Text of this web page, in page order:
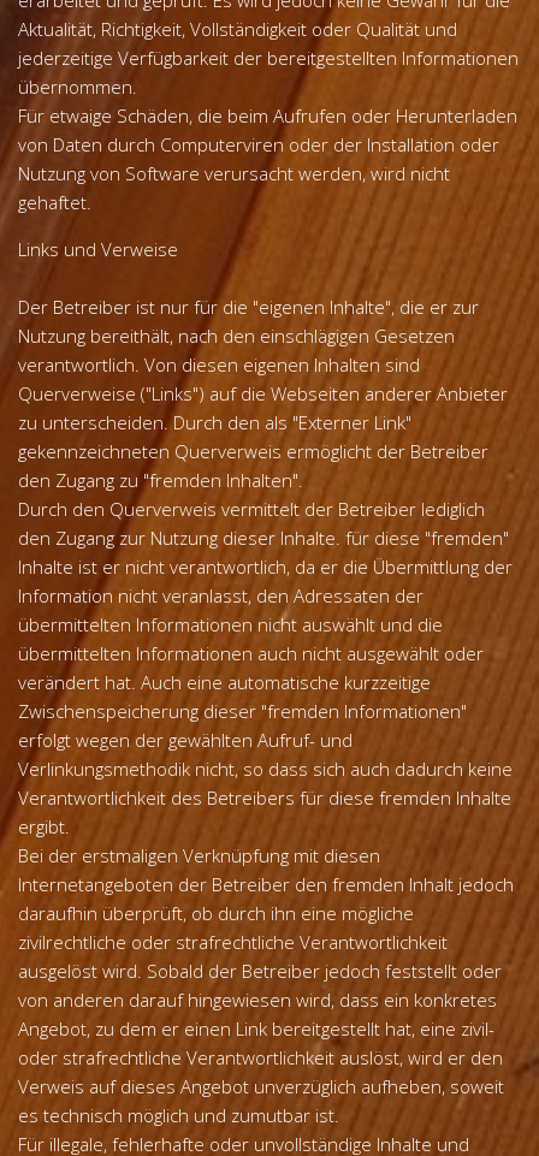
Aktualität, Richtigkeit, Vollständigkeit oder Qualität und
jederzeitige Verfügbarkeit der bereitgestellten Informationen
übernommen.
Für etwaige Schäden, die beim Aufrufen oder Herunterladen
von Daten durch Computerviren oder der Installation oder
Nutzung von Software verursacht werden, wird nicht
gehaftet.
Links und Verweise
Der Betreiber ist nur für die "eigenen Inhalte", die er zur
Nutzung bereithält, nach den einschlägigen Gesetzen
verantwortlich. Von diesen eigenen Inhalten sind
Querverweise ("Links") auf die Webseiten anderer Anbieter
zu unterscheiden. Durch den als "Externer Link"
gekennzeichneten Querverweis ermöglicht der Betreiber
den Zugang zu "fremden Inhalten".
Durch den Querverweis vermittelt der Betreiber lediglich
den Zugang zur Nutzung dieser Inhalte. für diese "fremden"
Inhalte ist er nicht verantwortlich, da er die Übermittlung der
Information nicht veranlasst, den Adressaten der
übermittelten Informationen nicht auswählt und die
übermittelten Informationen auch nicht ausgewählt oder
verändert hat. Auch eine automatische kurzzeitige
Zwischenspeicherung dieser "fremden Informationen"
erfolgt wegen der gewählten Aufruf- und
Verlinkungsmethodik nicht, so dass sich auch dadurch keine
Verantwortlichkeit des Betreibers für diese fremden Inhalte
ergibt.
Bei der erstmaligen Verknüpfung mit diesen
Internetangeboten der Betreiber den fremden Inhalt jedoch
daraufhin überprüft, ob durch ihn eine mögliche
zivilrechtliche oder strafrechtliche Verantwortlichkeit
ausgelöst wird. Sobald der Betreiber jedoch feststellt oder
von anderen darauf hingewiesen wird, dass ein konkretes
Angebot, zu dem er einen Link bereitgestellt hat, eine zivil-
oder strafrechtliche Verantwortlichkeit auslöst, wird er den
Verweis auf dieses Angebot unverzüglich aufheben, soweit
es technisch möglich und zumutbar ist.
Für illegale, fehlerhafte oder unvollständige Inhalte und